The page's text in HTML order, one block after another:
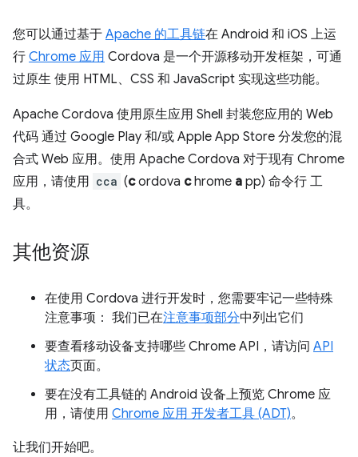
您可以通过基于 Apache 的工具链在 Android 和 iOS 上运
行 Chrome 应用 Cordova 是一个开源移动开发框架，可通
过原生 使用 HTML、CSS 和 JavaScript 实现这些功能。
Apache Cordova 使用原生应用 Shell 封装您应用的 Web
代码 通过 Google Play 和/或 Apple App Store 分发您的混
合式 Web 应用。使用 Apache Cordova 对于现有 Chrome
应用，请使用 cca (cordova chrome a pp) 命令行 工
具。
其他资源
在使用 Cordova 进行开发时，您需要牢记一些特殊
注意事项： 我们已在注意事项部分中列出它们
要查看移动设备支持哪些 Chrome API，请访问 API
状态页面。
要在没有工具链的 Android 设备上预览 Chrome 应
用，请使用 Chrome 应用 开发者工具 (ADT)。
让我们开始吧。